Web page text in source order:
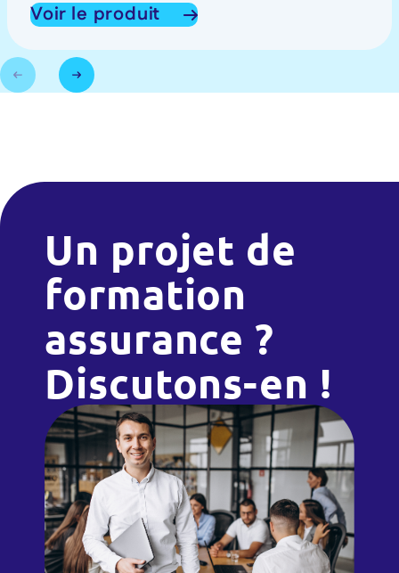
Voir le produit
Un projet de
formation
assurance ?
Discutons-en !